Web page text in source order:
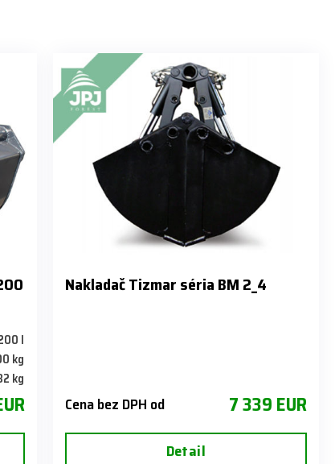
l
kg
kg
Nakladač Tizmar séria BM 2_4
Cena bez DPH od 7 339 EUR
Detail